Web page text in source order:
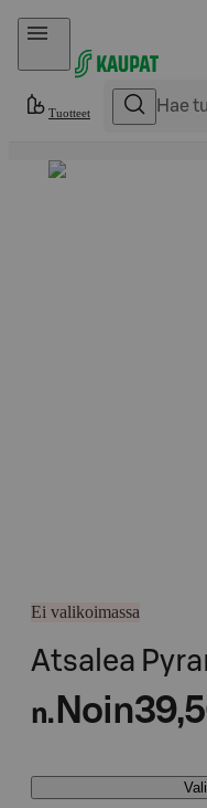
Hyppää sisältöön
Tuotteet
Ei valikoimassa
Atsalea
n. Noin